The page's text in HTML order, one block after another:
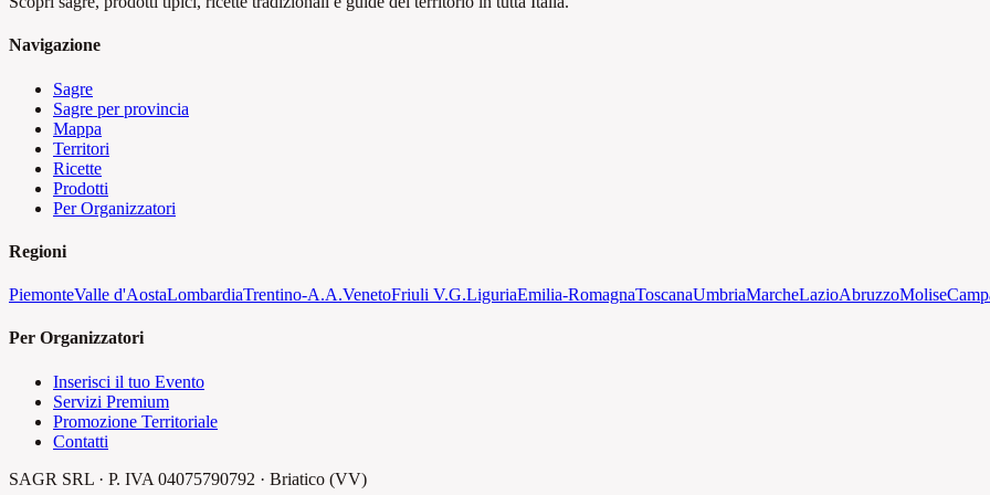
Navigazione
Sagre
Sagre per provincia
Mappa
Territori
Ricette
Prodotti
Per Organizzatori
Regioni
PiemonteValle d'AostaLombardiaTrentino-A.A.VenetoFriuli V.G.LiguriaEmilia-RomagnaToscanaUmbriaMarcheLazioAbruzzoMolise
Per Organizzatori
Inserisci il tuo Evento
Servizi Premium
Promozione Territoriale
Contatti
SAGR SRL · P. IVA 04075790792 · Briatico (VV)